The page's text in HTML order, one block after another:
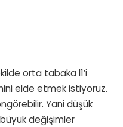
orta tabaka l1’i
elde etmek istiyoruz.
Yani düşük
değişimler